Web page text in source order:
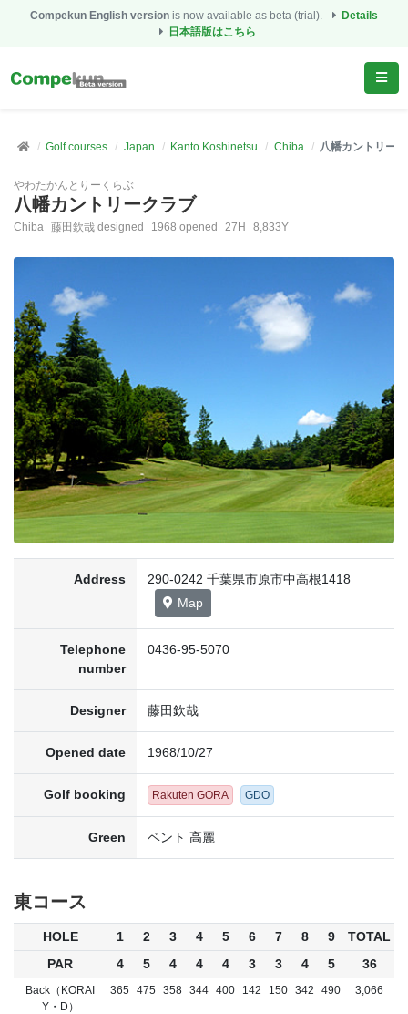
Compekun English version is now available as beta (trial).
Details
日本語版はこちら
Golf courses Japan Kanto Koshinetsu Chiba 八幡カントリー
やわたかんとりーくらぶ
八幡カントリークラブ
Chiba 藤田欽哉 designed 1968 opened 27H 8,833Y
Address
290-0242 千葉県市原市中高根1418
Map
Telephone
number
0436-95-5070
Designer 藤田欽哉
Opened date 1968/10/27
Golf booking Rakuten GORA GDO
Green ベント 高麗
東コース
HOLE 1 2 3 4 5 6 7 8 9
TOTAL
PAR
4 5 4 4 4 3 3 4 5 36
Back（KORAI
Y・D）
365 475 358 344 400 142 150 342 490 3,066